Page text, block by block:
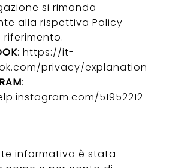
si rimanda
alla rispettiva Policy
riferimento.
: https://it-
privacy/explanation
:
51952212
informativa è stata